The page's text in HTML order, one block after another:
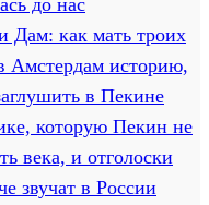
Дам: как мать троих
Амстердам историю,
в Пекине
которую Пекин не
века, и отголоски
звучат в России